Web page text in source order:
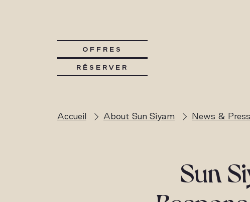
OFFRES
RÉSERVER
Accueil About Sun Siyam News & Press
Sun